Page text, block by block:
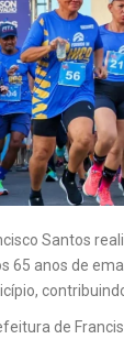
Santos
65 anos de
de